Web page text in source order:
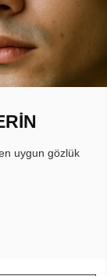
uygun gözlük